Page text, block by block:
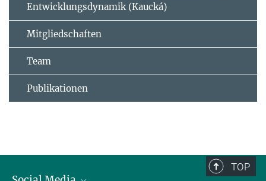
Entwicklungsdynamik (Kaucká)
Mitgliedschaften
Team
Publikationen
TOP